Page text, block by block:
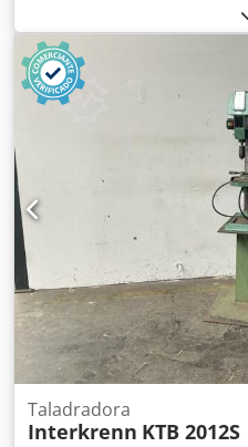
Taladradora
Interkrenn KTB 2012S